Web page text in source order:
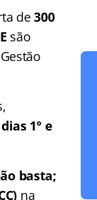
de300
são
1º e
basta;
na